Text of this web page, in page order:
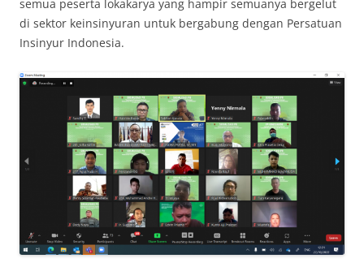
semua peserta lokakarya yang hampir semuanya bergelut
di sektor keinsinyuran untuk bergabung dengan Persatuan
Insinyur Indonesia.